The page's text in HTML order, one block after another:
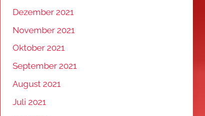
Dezember 2021
November 2021
Oktober 2021
September 2021
August 2021
Juli 2021